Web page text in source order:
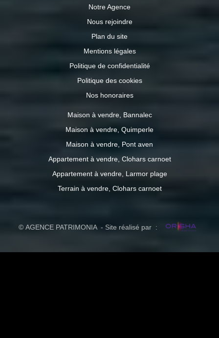
Notre Agence
Nous rejoindre
Plan du site
Mentions légales
Politique de confidentialité
Politique des cookies
Nos honoraires
Maison à vendre, Bannalec
Maison à vendre, Quimperle
Maison à vendre, Pont aven
Appartement à vendre, Clohars carnoet
Appartement à vendre, Larmor plage
Terrain à vendre, Clohars carnoet
© AGENCE PATRIMONIA - Site réalisé par :